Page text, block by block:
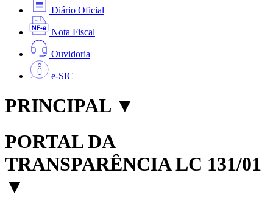
Diário Oficial
Nota Fiscal
Ouvidoria
e-SIC
PRINCIPAL ▼
PORTAL DA
TRANSPARÊNCIA LC 131/01
▼